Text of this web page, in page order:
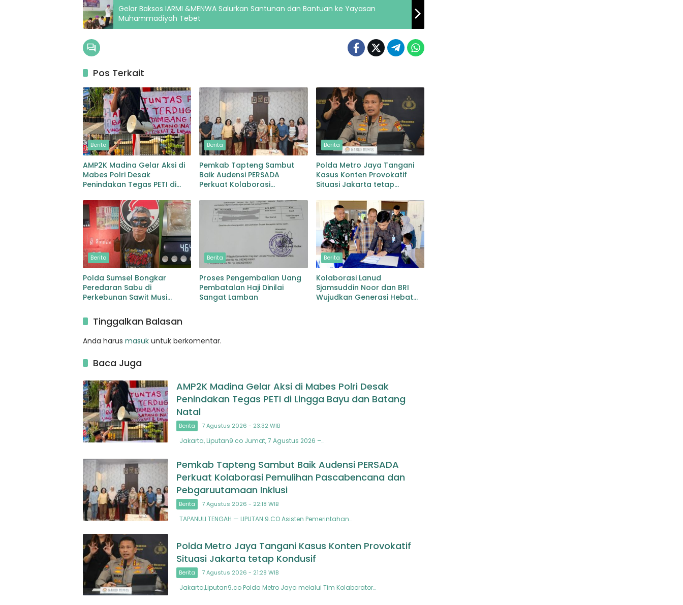
Gelar Baksos IARMI &MENWA Salurkan Santunan dan Bantuan ke Yayasan
Muhammadiyah Tebet
Pos Terkait
Berita
AMP2K Madina Gelar Aksi di
Mabes Polri Desak
Penindakan Tegas PETI di
Natal
Berita
Pemkab Tapteng Sambut
Baik Audensi PERSADA
Perkuat Kolaborasi
dan Pebgaruutamaan Inklusi
Berita
Polda Metro Jaya Tangani
Kasus Konten Provokatif
Situasi Jakarta tetap
Berita
Polda Sumsel Bongkar
Peredaran Sabu di
Perkebunan Sawit Musi
dengan Barang Bukti Sabu
dan Timbangan
Berita
Proses Pengembalian Uang
Pembatalan Haji Dinilai
Sangat Lamban
Berita
Kolaborasi Lanud
Sjamsuddin Noor dan BRI
Wujudkan Generasi Hebat
Tinggalkan Balasan
Anda harus masuk untuk berkomentar.
Baca Juga
AMP2K Madina Gelar Aksi di Mabes Polri Desak
Penindakan Tegas PETI di Lingga Bayu dan Batang
Natal
Berita 7 Agustus 2026 - 23:32 WIB
Jakarta, Liputan9.co Jumat, 7 Agustus 2026 –…
Pemkab Tapteng Sambut Baik Audensi PERSADA
Perkuat Kolaborasi Pemulihan Pascabencana dan
Pebgaruutamaan Inklusi
Berita 7 Agustus 2026 - 22:18 WIB
TAPANULI TENGAH — LIPUTAN 9.CO Asisten Pemerintahan…
Polda Metro Jaya Tangani Kasus Konten Provokatif
Situasi Jakarta tetap Kondusif
Berita 7 Agustus 2026 - 21:28 WIB
Jakarta,Liputan9.co Polda Metro Jaya melalui Tim Kolaborator…